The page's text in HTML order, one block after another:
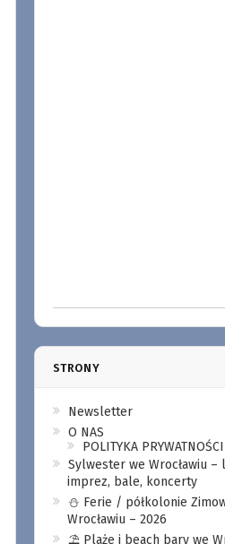
STRONY
Newsletter
O NAS
POLITYKA PRYWATNOŚCI
Sylwester we Wrocławiu –
imprez, bale, koncerty
⛄️ Ferie / półkolonie
Wrocławiu – 2026
⛱️ Plaże i beach bary we